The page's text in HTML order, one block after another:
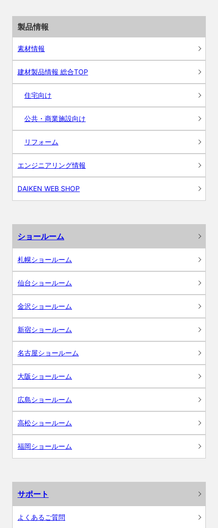
製品情報
素材情報
建材製品情報 総合TOP
住宅向け
公共・商業施設向け
リフォーム
エンジニアリング情報
DAIKEN WEB SHOP
ショールーム
札幌ショールーム
仙台ショールーム
金沢ショールーム
新宿ショールーム
名古屋ショールーム
大阪ショールーム
広島ショールーム
高松ショールーム
福岡ショールーム
サポート
よくあるご質問